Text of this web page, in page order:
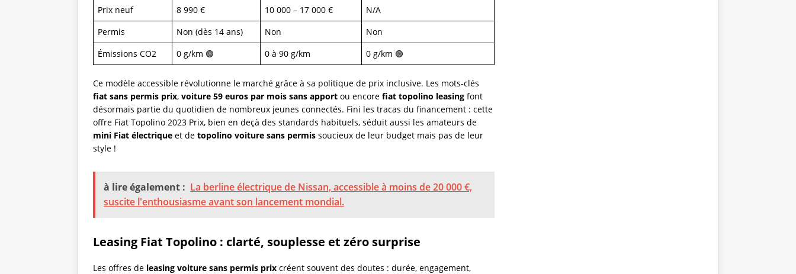
Prix neuf
8 990 € 10 000 – 17 000 €
N/A
Permis
Non (dès 14 ans) Non
Non
Émissions CO2
0 g/km 🟢 0 à 90 g/km 0 g/km 🟢
Ce modèle accessible révolutionne le marché grâce à sa politique de prix inclusive. Les mots-clés
fiat sans permis prix, voiture 59 euros par mois sans apport ou encore fiat topolino leasing font
désormais partie du quotidien de nombreux jeunes connectés. Fini les tracas du financement : cette
offre Fiat Topolino 2023 Prix, bien en deçà des standards habituels, séduit aussi les amateurs de
mini Fiat électrique et de topolino voiture sans permis soucieux de leur budget mais pas de leur
style !
à lire également : La berline électrique de Nissan, accessible à moins de 20 000 €,
suscite l'enthousiasme avant son lancement mondial.
Leasing Fiat Topolino : clarté, souplesse et zéro surprise
Les offres de leasing voiture sans permis prix créent souvent des doutes : durée, engagement,